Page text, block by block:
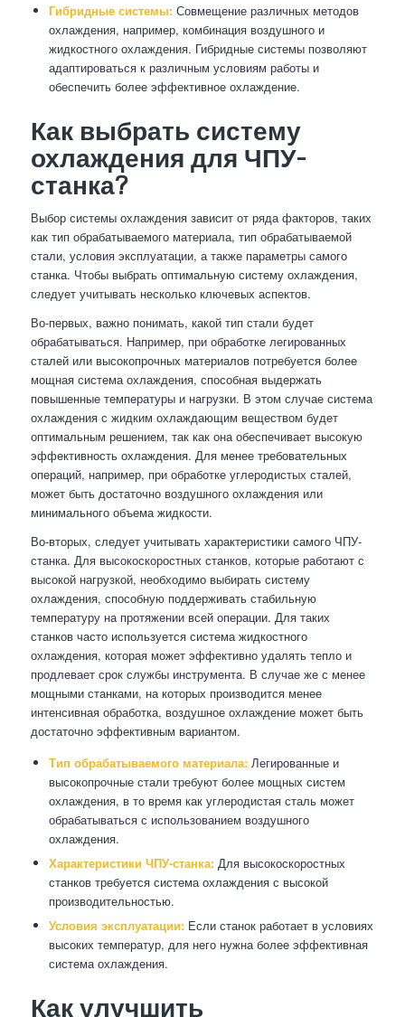
Гибридные системы:Совмещение различных методов
охлаждения, например, комбинация воздушного и
жидкостного охлаждения. Гибридные системы позволяют
адаптироваться к различным условиям работы и
обеспечить более эффективное охлаждение.
Как выбрать систему
охлаждения для ЧПУ-
станка?
Выбор системы охлаждения зависит от ряда факторов, таких
как тип обрабатываемого материала, тип обрабатываемой
стали, условия эксплуатации, а также параметры самого
станка. Чтобы выбрать оптимальную систему охлаждения,
следует учитывать несколько ключевых аспектов.
Во-первых, важно понимать, какой тип стали будет
обрабатываться. Например, при обработке легированных
сталей или высокопрочных материалов потребуется более
мощная система охлаждения, способная выдержать
повышенные температуры и нагрузки. В этом случае система
охлаждения с жидким охлаждающим веществом будет
оптимальным решением, так как она обеспечивает высокую
эффективность охлаждения. Для менее требовательных
операций, например, при обработке углеродистых сталей,
может быть достаточно воздушного охлаждения или
минимального объема жидкости.
Во-вторых, следует учитывать характеристики самого ЧПУ-
станка. Для высокоскоростных станков, которые работают с
высокой нагрузкой, необходимо выбирать систему
охлаждения, способную поддерживать стабильную
температуру на протяжении всей операции. Для таких
станков часто используется система жидкостного
охлаждения, которая может эффективно удалять тепло и
продлевает срок службы инструмента. В случае же с менее
мощными станками, на которых производится менее
интенсивная обработка, воздушное охлаждение может быть
достаточно эффективным вариантом.
Тип обрабатываемого материала:Легированные и
высокопрочные стали требуют более мощных систем
охлаждения, в то время как углеродистая сталь может
обрабатываться с использованием воздушного
охлаждения.
Характеристики ЧПУ-станка:Для высокоскоростных
станков требуется система охлаждения с высокой
производительностью.
Условия эксплуатации:Если станок работает в условиях
высоких температур, для него нужна более эффективная
система охлаждения.
Как улучшить